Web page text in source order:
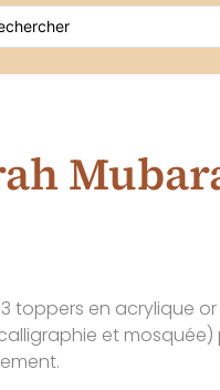
toppers en acrylique or
et mosquée)